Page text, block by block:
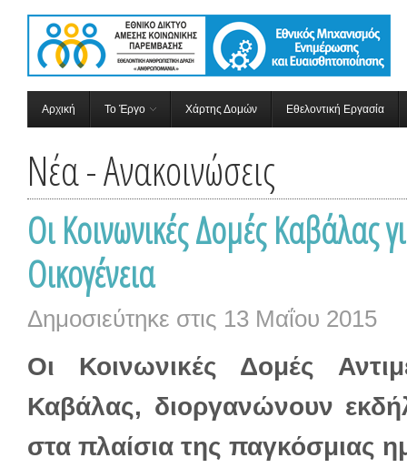
Αρχική Το Έργο Χάρτης Δομών Εθελοντική Εργασία
Νέα - Ανακοινώσεις
Οι Κοινωνικές Δομές Καβάλας
Οικογένεια
Δημοσιεύτηκε στις 13 Μαΐου 2015
Οι Κοινωνικές Δομές
Καβάλας, διοργανώνουν
στα πλαίσια της παγκόσμιας